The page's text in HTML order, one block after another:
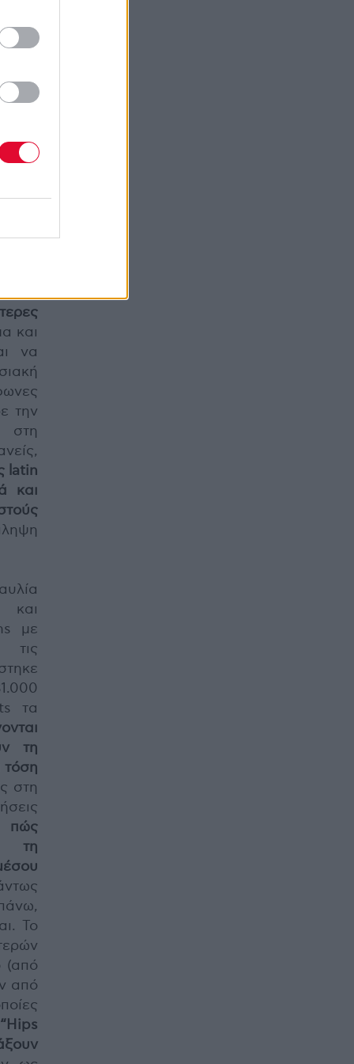
μια
και
να
την
στη
latin
και
και
με
τις
τα
τη
τόση
στη
τη
Το
(από
από